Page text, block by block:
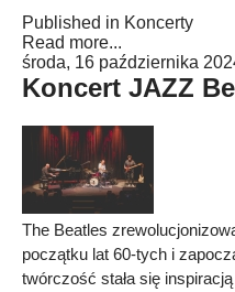
Published in Koncerty
Read more...
środa, 16 października
Koncert JAZZ
The Beatles
początku lat 60-tych i
twórczość stała się